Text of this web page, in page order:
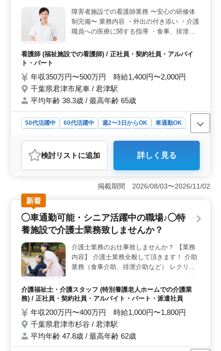
で、経験を活かして新しい職場で働きたい方におすすめ
です。 ＜地域の医療に貢献＞ 地域の産婦人科とし
て、地元の方々の健康をサポートすることが使命になり
ます。経験者を求めるこの職場で、地域に貢献しなが
ら、充実感を得られる仕事に就きませんか？
障害者施設での看護師業務 〜安心の研修体
制完備〜 業務内容 ・外出の付き添い ・介護
職員への医療に関する指導 ・食事、排泄補
フルエンザ発生の予防、蔓延の防止 ・感染
補助 等 備考 ・制服貸与 ・残業少なめ ・交
通費：実費支給 シニア活躍中の職場です！
ご応募お待ちしております♪
看護師 (福祉施設での看護師) / 正社員・契約社員・アルバイ
ト・パート
年収350万円〜500万円 時給1,400円〜2,000円
千葉県君津市尾車 / 君津駅
平均年齢 38.3歳 / 最高年齢 65歳
50代活躍中 60代活躍中 週2〜3日からOK
車通勤OK
おすすめポイント
＜地元での安定勤務＞ 地元君津市内での勤務で、地域
社会への貢献が期待できます。通勤も車通勤が可能なの
で、交通の心配も少なく、生活に合わせた働き方ができ
ます。地元で安定した雇用を求める方に最適な求人で
す。 ＜やりがいのある業務内容＞ 障害者施設での
看護師業務は、単なる医療業務だけでなく、患者さんと
のコミュニケーションやサポートも重要です。外出時の
あります。地域のニーズに応え、地域社会の一員として
働けることが、この求人の特徴です。 ＜シニアも活
躍できる職場＞ シニアの方も多数活躍している職場
で、経験を活かしやすい環境が整っています。また、残
業が少なく、福利厚生も充実しているため、長く安心し
て働くことができます。経験豊富な方や地元での安定し
た就業をお望みの方におすすめの求人です。
検討リスト に追加 詳しく見る
掲載期間 2026/08/03〜2026/11/02
新着
◯車通勤可能・シニア活躍中の職場♪◯特
養施設で介護士業務致しませんか？
介護士業務のお仕事致しませんか？ 【業務
内容】 介護士業務全般して頂きます！ 介助
業務（食事介助、排泄介助など） レクリエ
作成、書類整理 サービス利用者の家族との
相談、助言 【備考】 おすすめポイントで
活躍中の職場 ＊週5日勤務可能な方大歓迎
＊条件面優遇致します お客様からも評判の
良い企業様です！ 皆様のご応募お待ちして
おります！
介護福祉士・介護スタッフ (特別養護老人ホームでの介護業
務) / 正社員・契約社員・アルバイト・パート・派遣社員
年収200万円〜400万円 時給1,000円〜1,800円
千葉県君津市杉谷 / 君津駅
平均年齢 47.8歳 / 最高年齢 62歳